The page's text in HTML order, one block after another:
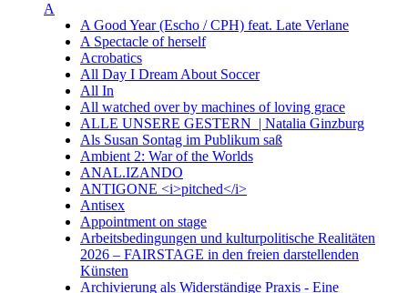
A
A Good Year (Escho / CPH) feat. Late Verlane
A Spectacle of herself
Acrobatics
All Day I Dream About Soccer
All In
All watched over by machines of loving grace
ALLE UNSERE GESTERN | Natalia Ginzburg
Als Susan Sontag im Publikum saß
Ambient 2: War of the Worlds
ANAL.IZANDO
ANTIGONE <i>pitched</i>
Antisex
Appointment on stage
Arbeitsbedingungen und kulturpolitische Realitäten
2026 – FAIRSTAGE in den freien darstellenden
Künsten
Archivierung als Widerständige Praxis - Eine